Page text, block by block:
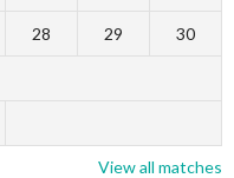
28 29 30
View all matches